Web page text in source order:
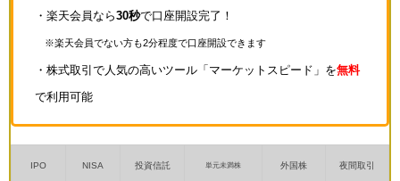
・楽天会員なら30秒で口座開設完了！
※楽天会員でない方も2分程度で口座開設できます
・株式取引で人気の高いツール「マーケットスピード」を無料
で利用可能
IPO NISA 投資信託 単元未満株 外国株 夜間取引